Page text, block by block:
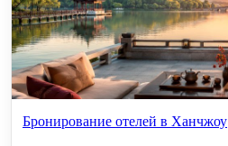
Бронирование отелей в Ханчжоу